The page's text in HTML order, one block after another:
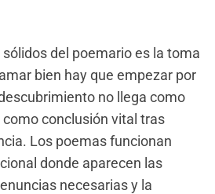
del poemario es la toma
bien hay que empezar por
no llega como
conclusión vital tras
Los poemas funcionan
donde aparecen las
necesarias y la